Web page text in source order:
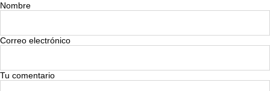
Nombre
Correo electrónico
Tu comentario